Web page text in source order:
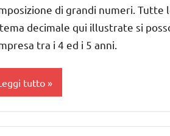
MONTESSORI
GLI
di grandi numeri. Tutte
decimale qui illustrate si
tra i 4 ed i 5 anni.
tutto